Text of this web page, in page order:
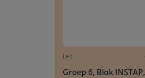
Les
Groep 6, Blok INSTAP,